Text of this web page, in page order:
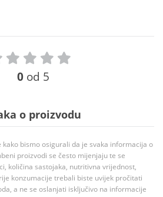
0 od 5
o proizvodu
bismo osigurali da je svaka informacija o
proizvodi se često mijenjaju te se
količina sastojaka, nutritivna vrijednost,
konzumacije trebali biste uvijek pročitati
a ne se oslanjati isključivo na informacije